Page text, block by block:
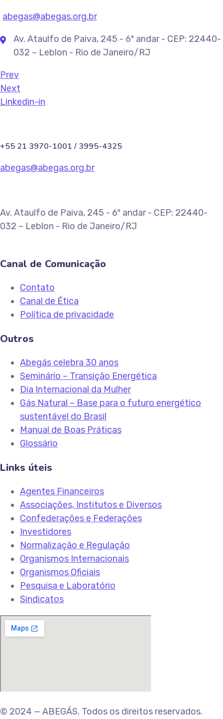
abegas@abegas.org.br
Av. Ataulfo de Paiva, 245 - 6º andar - CEP: 22440-
032 – Leblon - Rio de Janeiro/RJ
Prev
Next
Linkedin-in
+55 21 3970-1001 / 3995-4325
abegas@abegas.org.br
Av. Ataulfo de Paiva, 245 - 6º andar - CEP: 22440-
032 – Leblon - Rio de Janeiro/RJ
Canal de Comunicação
Contato
Canal de Ética
Política de privacidade
Outros
Abegás celebra 30 anos
Seminário – Transição Energética
Dia Internacional da Mulher
Gás Natural – Base para o futuro energético
sustentável do Brasil
Manual de Boas Práticas
Glossário
Links úteis
Agentes Financeiros
Associações, Institutos e Diversos
Confederações e Federações
Investidores
Normalização e Regulação
Organismos Internacionais
Organismos Oficiais
Pesquisa e Laboratório
Sindicatos
© 2024 — ABEGÁS. Todos os direitos reservados.